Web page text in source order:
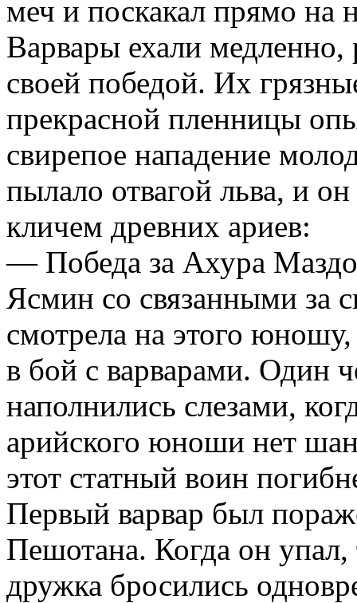
меч и поскакал прямо на
Варвары ехали медленно,
своей победой. Их
прекрасной пленницы
свирепое нападение
пылало отвагой льва, и
кличем древних ариев:
— Победа за Ахура
Ясмин со связанными за
смотрела на этого
в бой с варварами. Один
наполнились слезами,
арийского юноши нет
этот статный воин
Первый варвар был
Пешотана. Когда он
дружка бросились